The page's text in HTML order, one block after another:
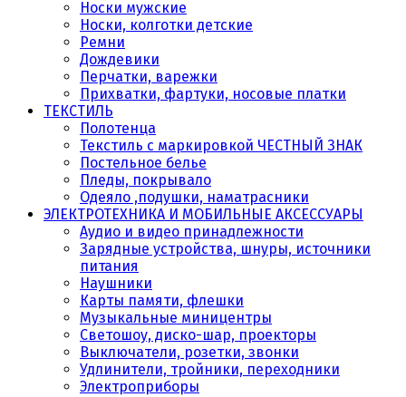
Носки мужские
Носки, колготки детские
Ремни
Дождевики
Перчатки, варежки
Прихватки, фартуки, носовые платки
ТЕКСТИЛЬ
Полотенца
Текстиль с маркировкой ЧЕСТНЫЙ ЗНАК
Постельное белье
Пледы, покрывало
Одеяло ,подушки, наматрасники
ЭЛЕКТРОТЕХНИКА И МОБИЛЬНЫЕ АКСЕССУАРЫ
Аудио и видео принадлежности
Зарядные устройства, шнуры, источники
питания
Наушники
Карты памяти, флешки
Музыкальные миницентры
Светошоу, диско-шар, проекторы
Выключатели, розетки, звонки
Удлинители, тройники, переходники
Электроприборы